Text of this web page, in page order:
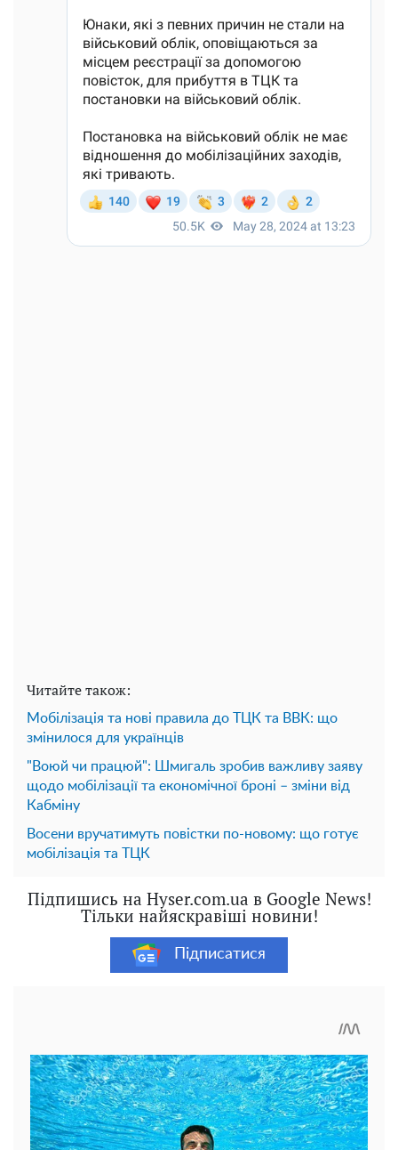
Читайте також:
Мобілізація та нові правила до ТЦК та ВВК: що
змінилося для українців
"Воюй чи працюй": Шмигаль зробив важливу заяву
щодо мобілізації та економічної броні – зміни від
Кабміну
Восени вручатимуть повістки по-новому: що готує
мобілізація та ТЦК
Підпишись на Hyser.com.ua в Google News!
Тільки найяскравіші новини!
Підписатися